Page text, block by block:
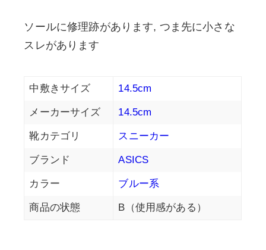
ソールに修理跡があります, つま先に小さな
スレがあります
中敷きサイズ 14.5cm
メーカーサイズ 14.5cm
靴カテゴリ スニーカー
ブランド ASICS
カラー ブルー系
商品の状態 B（使用感がある）